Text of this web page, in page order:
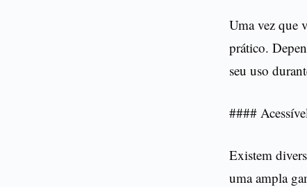
Uma vez que
prático.
seu uso
####
Existem
uma ampla